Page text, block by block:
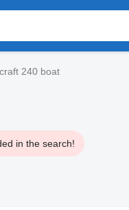
240 boat
in the search!